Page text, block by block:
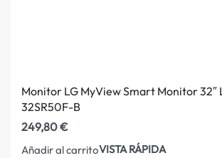
Monitor LG MyView Smart Monitor 32″
32SR50F-B
249,80€
Añadir al carritoVISTA RÁPIDA